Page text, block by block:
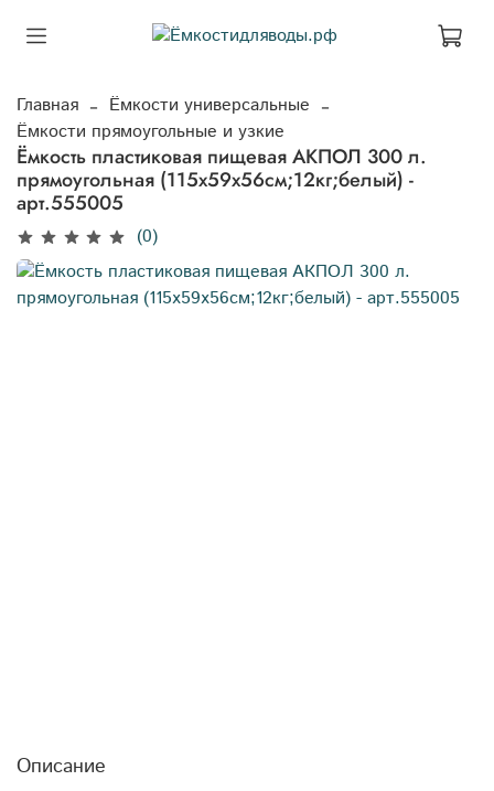
Главная
Ёмкости универсальные
Ёмкости прямоугольные и узкие
Ёмкость пластиковая пищевая АКПОЛ 300 л.
прямоугольная (115x59x56см;12кг;белый) -
арт.555005
(0)
Описание